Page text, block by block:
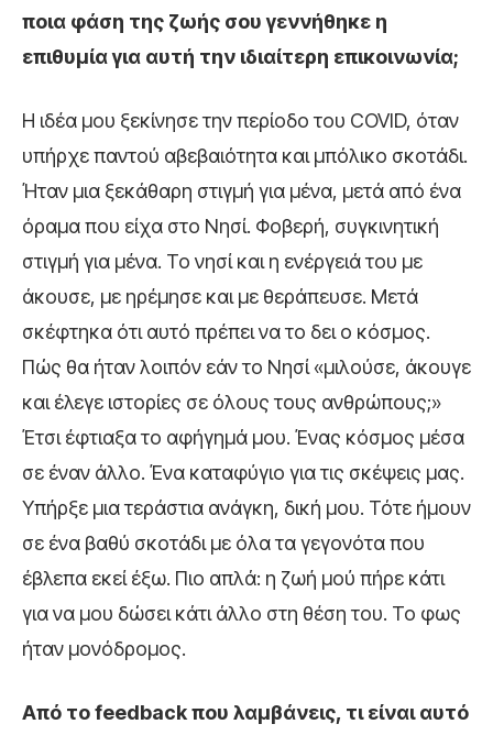
ποια φάση της ζωής σου γεννήθηκε η
επιθυμία για αυτή την ιδιαίτερη επικοινωνία;
Η ιδέα μου ξεκίνησε την περίοδο του COVID, όταν
υπήρχε παντού αβεβαιότητα και μπόλικο σκοτάδι.
Ήταν μια ξεκάθαρη στιγμή για μένα, μετά από ένα
όραμα που είχα στο Νησί. Φοβερή, συγκινητική
στιγμή για μένα. Το νησί και η ενέργειά του με
άκουσε, με ηρέμησε και με θεράπευσε. Μετά
σκέφτηκα ότι αυτό πρέπει να το δει ο κόσμος.
Πώς θα ήταν λοιπόν εάν το Νησί «μιλούσε, άκουγε
και έλεγε ιστορίες σε όλους τους ανθρώπους;»
Έτσι έφτιαξα το αφήγημά μου. Ένας κόσμος μέσα
σε έναν άλλο. Ένα καταφύγιο για τις σκέψεις μας.
Υπήρξε μια τεράστια ανάγκη, δική μου. Τότε ήμουν
σε ένα βαθύ σκοτάδι με όλα τα γεγονότα που
έβλεπα εκεί έξω. Πιο απλά: η ζωή μού πήρε κάτι
για να μου δώσει κάτι άλλο στη θέση του. Το φως
ήταν μονόδρομος.
Από το feedback που λαμβάνεις, τι είναι αυτό